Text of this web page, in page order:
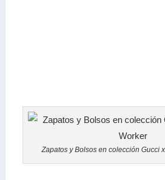
Zapatos y Bolsos en colección Gucci